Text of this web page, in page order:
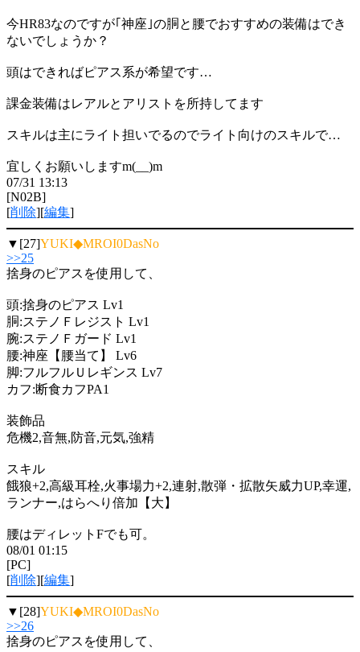
今HR83なのですが｢神座｣の胴と腰でおすすめの装備はでき
ないでしょうか？
頭はできればピアス系が希望です…
課金装備はレアルとアリストを所持してます
スキルは主にライト担いでるのでライト向けのスキルで…
宜しくお願いしますm(__)m
07/31 13:13
[N02B]
[削除][編集]
▼[27]YUKI◆MROI0DasNo
>>25
捨身のピアスを使用して、
頭:捨身のピアス Lv1
胴:ステノＦレジスト Lv1
腕:ステノＦガード Lv1
腰:神座【腰当て】 Lv6
脚:フルフルＵレギンス Lv7
カフ:断食カフPA1
装飾品
危機2,音無,防音,元気,強精
スキル
餓狼+2,高級耳栓,火事場力+2,連射,散弾・拡散矢威力UP,幸運,
ランナー,はらへり倍加【大】
腰はディレットFでも可。
08/01 01:15
[PC]
[削除][編集]
▼[28]YUKI◆MROI0DasNo
>>26
捨身のピアスを使用して、